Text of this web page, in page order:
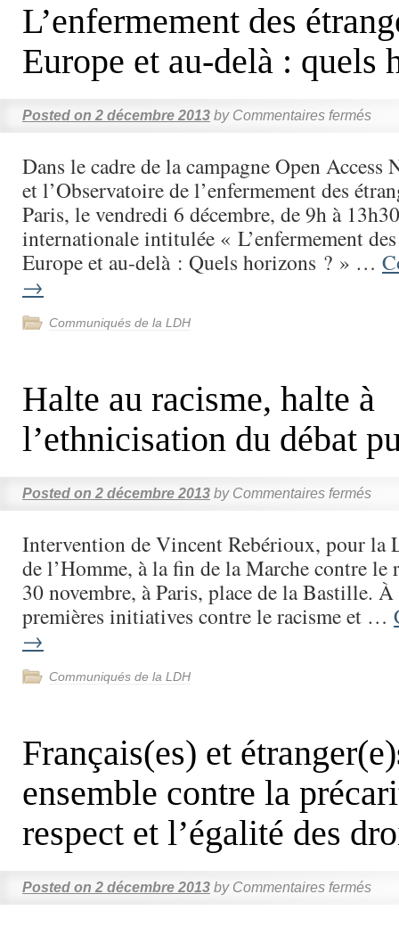
L’enfermement des
Europe et au-delà : quels
Posted on 2 décembre 2013 by Commentaires fermés
Dans le cadre de la campagne Open
et l’Observatoire de l’enfermement des
Paris, le vendredi 6 décembre, de 9h à
internationale intitulée « L’enfermement
Europe et au-delà : Quels horizons ? » …
→
Communiqués de la LDH
Halte au racisme, halte à
l’ethnicisation du débat
Posted on 2 décembre 2013 by Commentaires fermés
Intervention de Vincent Rebérioux, pour la
de l’Homme, à la fin de la Marche contre le
30 novembre, à Paris, place de la Bastille. À
premières initiatives contre le racisme et …
→
Communiqués de la LDH
Français(es) et
ensemble contre la
respect et l’égalité des
Posted on 2 décembre 2013 by Commentaires fermés